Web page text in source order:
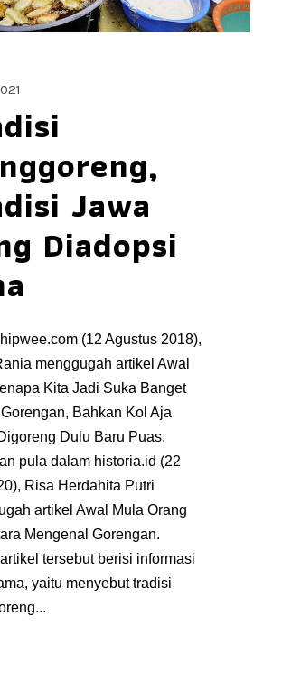
Jawa
Diadopsi
(12 Agustus 2018),
menggugah artikel Awal
Kita Jadi Suka Banget
Bahkan Kol Aja
Dulu Baru Puas.
pula dalam historia.id (22
Risa Herdahita Putri
artikel Awal Mula Orang
Mengenal Gorengan.
tersebut berisi informasi
yaitu menyebut tradisi